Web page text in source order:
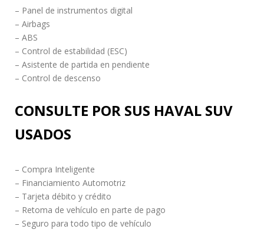
– Panel de instrumentos digital
– Airbags
– ABS
– Control de estabilidad (ESC)
– Asistente de partida en pendiente
– Control de descenso
CONSULTE POR SUS HAVAL SUV
USADOS
– Compra Inteligente
– Financiamiento Automotriz
– Tarjeta débito y crédito
– Retoma de vehículo en parte de pago
– Seguro para todo tipo de vehículo